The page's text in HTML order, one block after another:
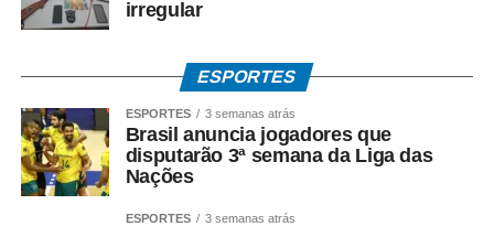
contato pelo Disk Denúncia 0800 000 4723 ou ainda pelo
WhatsApp
Facebook
Twitter
Messenger
LinkedIn
Share
irregular
ESPORTES
ESPORTES 3 semanas atrás
Brasil anuncia jogadores que
disputarão 3ª semana da Liga das
Nações
ESPORTES 3 semanas atrás